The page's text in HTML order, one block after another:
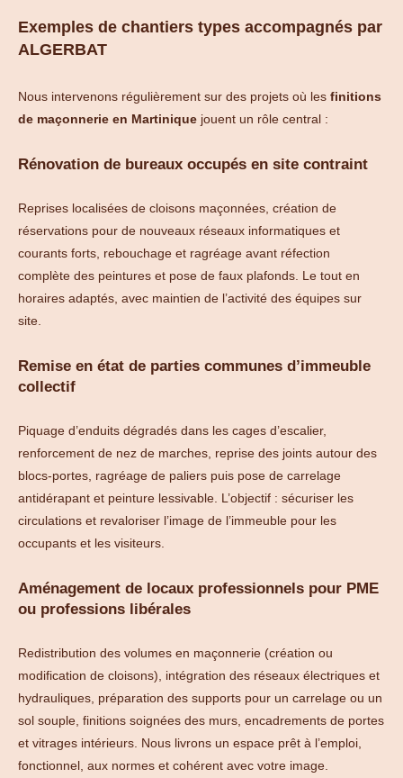
Exemples de chantiers types accompagnés par
ALGERBAT
Nous intervenons régulièrement sur des projets où les finitions
de maçonnerie en Martinique jouent un rôle central :
Rénovation de bureaux occupés en site contraint
Reprises localisées de cloisons maçonnées, création de
réservations pour de nouveaux réseaux informatiques et
courants forts, rebouchage et ragréage avant réfection
complète des peintures et pose de faux plafonds. Le tout en
horaires adaptés, avec maintien de l’activité des équipes sur
site.
Remise en état de parties communes d’immeuble
collectif
Piquage d’enduits dégradés dans les cages d’escalier,
renforcement de nez de marches, reprise des joints autour des
blocs-portes, ragréage de paliers puis pose de carrelage
antidérapant et peinture lessivable. L’objectif : sécuriser les
circulations et revaloriser l’image de l’immeuble pour les
occupants et les visiteurs.
Aménagement de locaux professionnels pour PME
ou professions libérales
Redistribution des volumes en maçonnerie (création ou
modification de cloisons), intégration des réseaux électriques et
hydrauliques, préparation des supports pour un carrelage ou un
sol souple, finitions soignées des murs, encadrements de portes
et vitrages intérieurs. Nous livrons un espace prêt à l’emploi,
fonctionnel, aux normes et cohérent avec votre image.